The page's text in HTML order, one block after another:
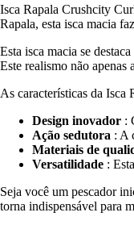
Isca Rapala Crushcity
Rapala, esta isca macia
Esta isca macia se
Este realismo não apenas
As características da
Design inovador :
Ação sedutora : A
Materiais de
Versatilidade :
Seja você um pescador
torna indispensável para